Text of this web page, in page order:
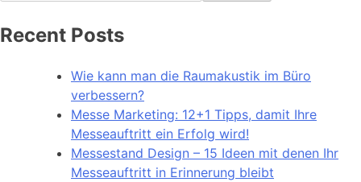
Recent Posts
Wie kann man die Raumakustik im Büro
verbessern?
Messe Marketing: 12+1 Tipps, damit Ihre
Messeauftritt ein Erfolg wird!
Messestand Design – 15 Ideen mit denen Ihr
Messeauftritt in Erinnerung bleibt